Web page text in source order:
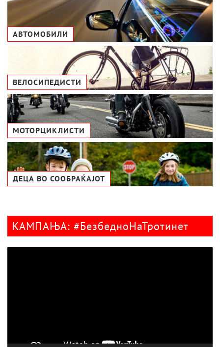
АВТОМОБИЛИ
ВЕЛОСИПЕДИСТИ
МОТОРЦИКЛИСТИ
ДЕЦА ВО СООБРАЌАЈОТ
КАМПАЊА: #БезбедноНаТротинет